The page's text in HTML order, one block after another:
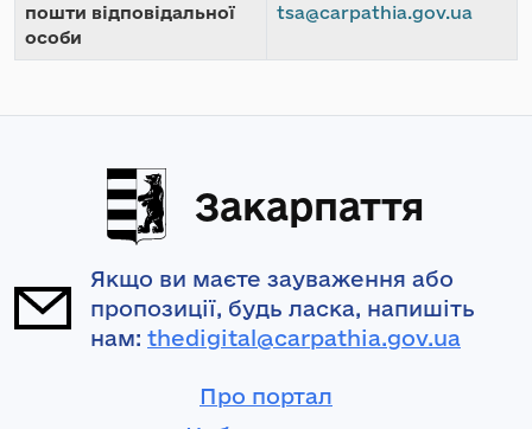
пошти відповідальної
особи
tsa@carpathia.gov.ua
Закарпаття
Якщо ви маєте зауваження або
пропозиції, будь ласка, напишіть
нам: thedigital@carpathia.gov.ua
Про портал